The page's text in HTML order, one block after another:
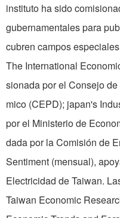
instituto ha sido
gubernamentales para
cubren campos
The International
sionada por el Con­sejo
mico (CEPD); ja­pan's
por el Ministerio de
dada por la Comi­sión de
Sentiment (mensual),
Electricidad de Taiwan.
Taiwan Economic